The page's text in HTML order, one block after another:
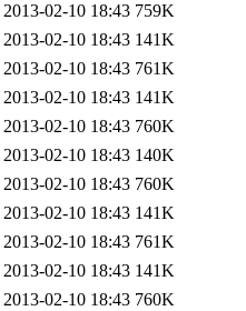
2013-02-10 18:43 759K
2013-02-10 18:43 141K
2013-02-10 18:43 761K
2013-02-10 18:43 141K
2013-02-10 18:43 760K
2013-02-10 18:43 140K
2013-02-10 18:43 760K
2013-02-10 18:43 141K
2013-02-10 18:43 761K
2013-02-10 18:43 141K
2013-02-10 18:43 760K